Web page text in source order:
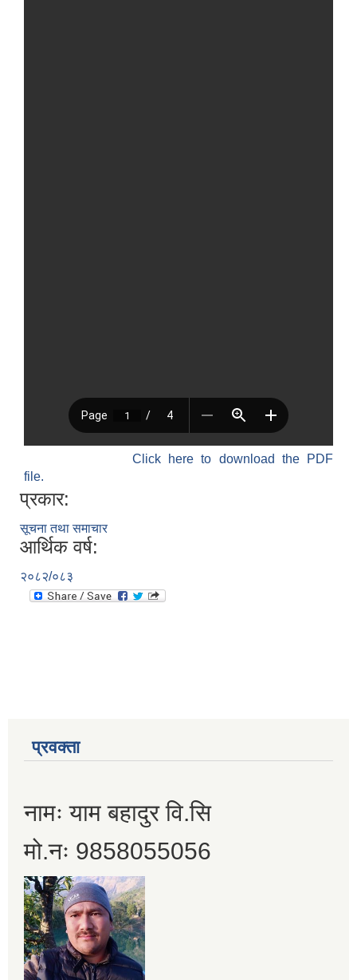
Click here to download the PDF
file.
प्रकार:
सूचना तथा समाचार
आर्थिक वर्ष:
२०८२/०८३
प्रवक्ता
नामः याम बहादुर वि.सि
मो.नः 9858055056